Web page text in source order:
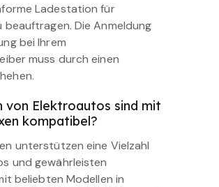
Ladestation für
Die Anmeldung
bei Ihrem
muss durch einen
von Elektroautos sind mit
kompatibel?
unterstützen eine Vielzahl
und gewährleisten
beliebten Modellen in